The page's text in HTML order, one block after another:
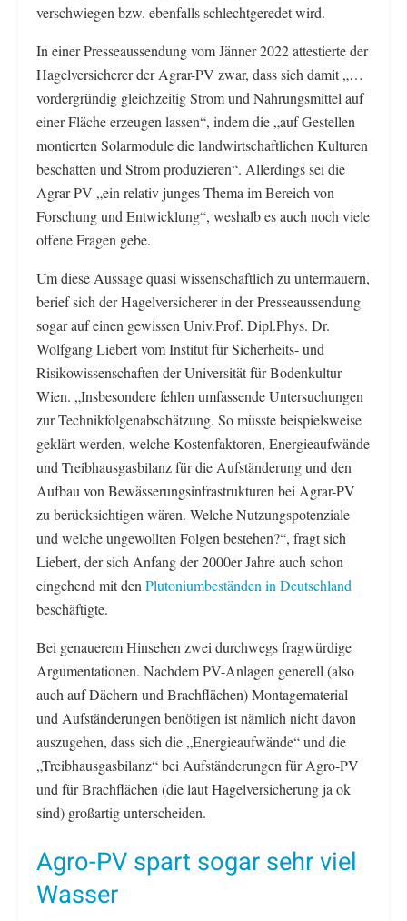
verschwiegen bzw. ebenfalls schlechtgeredet wird.
In einer Presseaussendung vom Jänner 2022 attestierte der
Hagelversicherer der Agrar-PV zwar, dass sich damit „…
vordergründig gleichzeitig Strom und Nahrungsmittel auf
einer Fläche erzeugen lassen“, indem die „auf Gestellen
montierten Solarmodule die landwirtschaftlichen Kulturen
beschatten und Strom produzieren“. Allerdings sei die
Agrar-PV „ein relativ junges Thema im Bereich von
Forschung und Entwicklung“, weshalb es auch noch viele
offene Fragen gebe.
Um diese Aussage quasi wissenschaftlich zu untermauern,
berief sich der Hagelversicherer in der Presseaussendung
sogar auf einen gewissen Univ.Prof. Dipl.Phys. Dr.
Wolfgang Liebert vom Institut für Sicherheits- und
Risikowissenschaften der Universität für Bodenkultur
Wien. „Insbesondere fehlen umfassende Untersuchungen
zur Technikfolgenabschätzung. So müsste beispielsweise
geklärt werden, welche Kostenfaktoren, Energieaufwände
und Treibhausgasbilanz für die Aufständerung und den
Aufbau von Bewässerungsinfrastrukturen bei Agrar-PV
zu berücksichtigen wären. Welche Nutzungspotenziale
und welche ungewollten Folgen bestehen?“, fragt sich
Liebert, der sich Anfang der 2000er Jahre auch schon
eingehend mit den Plutoniumbeständen in Deutschland
beschäftigte.
Bei genauerem Hinsehen zwei durchwegs fragwürdige
Argumentationen. Nachdem PV-Anlagen generell (also
auch auf Dächern und Brachflächen) Montagematerial
und Aufständerungen benötigen ist nämlich nicht davon
auszugehen, dass sich die „Energieaufwände“ und die
„Treibhausgasbilanz“ bei Aufständerungen für Agro-PV
und für Brachflächen (die laut Hagelversicherung ja ok
sind) großartig unterscheiden.
Agro-PV spart sogar sehr viel
Wasser